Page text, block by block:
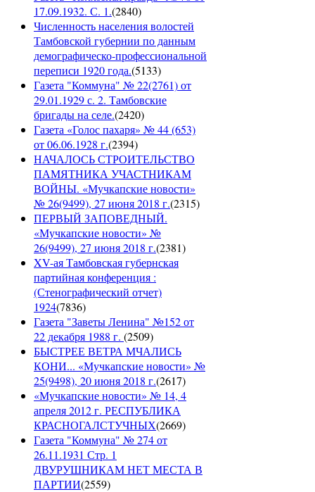
17.09.1932. С. 1.(2840)
Численность населения волостей
Тамбовской губернии по данным
демографическо-профессиональной
переписи 1920 года.(5133)
Газета "Коммуна" № 22(2761) от
29.01.1929 с. 2. Тамбовские
бригады на селе.(2420)
Газета «Голос пахаря» № 44 (653)
от 06.06.1928 г.(2394)
НАЧАЛОСЬ СТРОИТЕЛЬСТВО
ПАМЯТНИКА УЧАСТНИКАМ
ВОЙНЫ. «Мучкапские новости»
№ 26(9499), 27 июня 2018 г.(2315)
ПЕРВЫЙ ЗАПОВЕДНЫЙ.
«Мучкапские новости» №
26(9499), 27 июня 2018 г.(2381)
XV-ая Тамбовская губернская
партийная конференция :
(Стенографический отчет)
1924(7836)
Газета "Заветы Ленина" №152 от
22 декабря 1988 г. (2509)
БЫСТРЕЕ ВЕТРА МЧАЛИСЬ
КОНИ... «Мучкапские новости» №
25(9498), 20 июня 2018 г.(2617)
«Мучкапские новости» № 14, 4
апреля 2012 г. РЕСПУБЛИКА
КРАСНОГАЛСТУЧНЫХ(2669)
Газета "Коммуна" № 274 от
26.11.1931 Стр. 1
ДВУРУШНИКАМ НЕТ МЕСТА В
ПАРТИИ(2559)